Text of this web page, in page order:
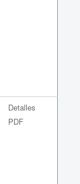
Detalles
PDF